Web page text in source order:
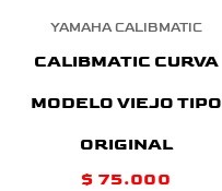
YAMAHA CALIBMATIC
CALIBMATIC CURVA
MODELO VIEJO TIPO
ORIGINAL
$ 75.000